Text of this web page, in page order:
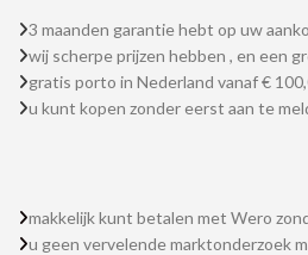
3 maanden garantie hebt op uw
wij scherpe prijzen hebben , en een
gratis porto in Nederland vanaf €
u kunt kopen zonder eerst aan te
makkelijk kunt betalen met Wero
u geen vervelende marktonderzoek